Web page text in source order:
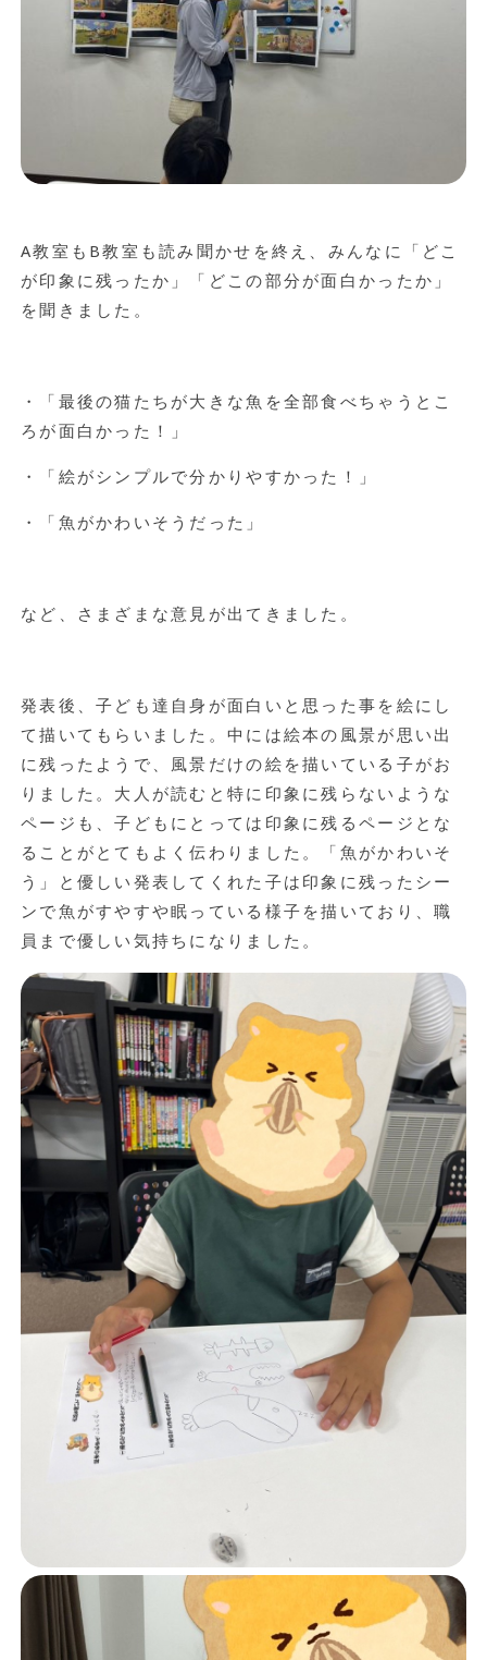
A教室も B教室も読み聞かせを終え、みんなに「どこ
が印象に残ったか」「どこの部分が面白かったか」
を聞きました。
・「最後の猫たちが大きな魚を全部食べちゃうとこ
ろが面白かった！」
・「絵がシンプルで分かりやすかった！」
・「魚がかわいそうだった」
など、さまざまな意見が出てきました。
発表後、子ども達自身が面白いと思った事を絵にし
て描いてもらいました。中には絵本の風景が思い出
に残ったようで、風景だけの絵を描いている子がお
りました。大人が読むと特に印象に残らないような
ページも、子どもにとっては印象に残るページとな
ることがとてもよく伝わりました。「魚がかわいそ
う」と優しい発表してくれた子は印象に残ったシー
ンで魚がすやすや眠っている様子を描いており、職
員まで優しい気持ちになりました。